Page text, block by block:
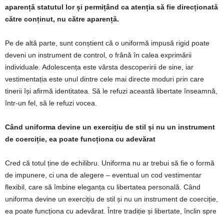
aparență statutul lor și permițând ca atenția să fie direcționată
către conținut, nu către aparență.
Pe de altă parte, sunt conștient că o uniformă impusă rigid poate
deveni un instrument de control, o frână în calea exprimării
individuale. Adolescența este vârsta descoperirii de sine, iar
vestimentația este unul dintre cele mai directe moduri prin care
tinerii își afirmă identitatea. Să le refuzi această libertate înseamnă,
într-un fel, să le refuzi vocea.
Când uniforma devine un exercițiu de stil și nu un instrument
de coerciție, ea poate funcționa cu adevărat
Cred că totul ține de echilibru. Uniforma nu ar trebui să fie o formă
de impunere, ci una de alegere – eventual un cod vestimentar
flexibil, care să îmbine eleganța cu libertatea personală. Când
uniforma devine un exercițiu de stil și nu un instrument de coerciție,
ea poate funcționa cu adevărat. Între tradiție și libertate, înclin spre